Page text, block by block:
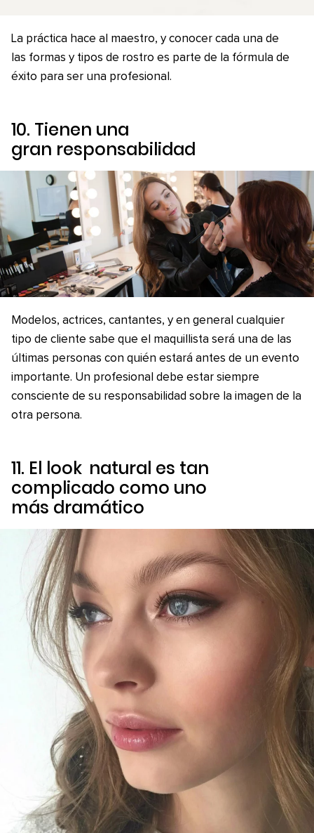
La práctica hace al maestro, y conocer cada una de
las formas y tipos de rostro es parte de la fórmula de
éxito para ser una profesional.
10. Tienen una
gran responsabilidad
Modelos, actrices, cantantes, y en general cualquier
tipo de cliente sabe que el maquillista será una de las
últimas personas con quién estará antes de un evento
importante. Un profesional debe estar siempre
consciente de su responsabilidad sobre la imagen de la
otra persona.
11. El look natural es tan
complicado como uno
más dramático